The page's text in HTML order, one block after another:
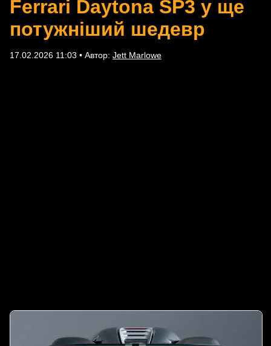
Ferrari Daytona SP3 у ще
потужніший шедевр
17.02.2026 11:03 • Автор: Jett Marlowe